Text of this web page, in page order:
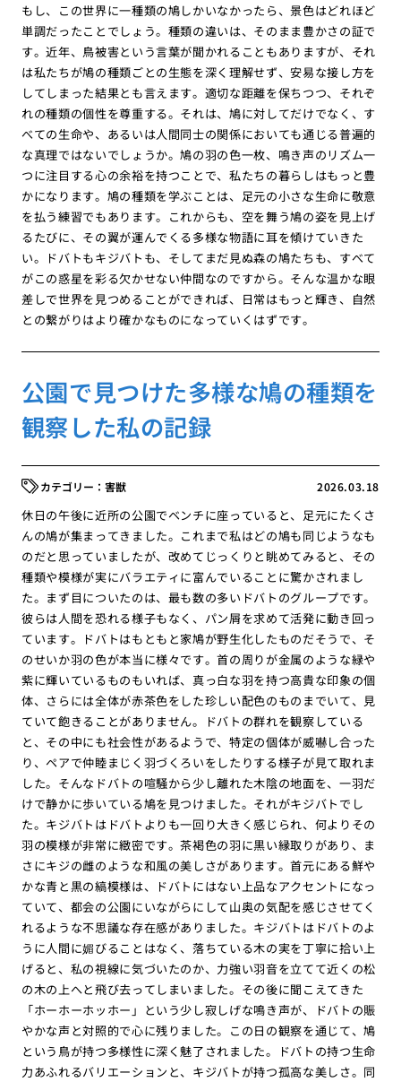
もし、この世界に一種類の鳩しかいなかったら、景色はどれほど
単調だったことでしょう。種類の違いは、そのまま豊かさの証で
す。近年、鳥被害という言葉が聞かれることもありますが、それ
は私たちが鳩の種類ごとの生態を深く理解せず、安易な接し方を
してしまった結果とも言えます。適切な距離を保ちつつ、それぞ
れの種類の個性を尊重する。それは、鳩に対してだけでなく、す
べての生命や、あるいは人間同士の関係においても通じる普遍的
な真理ではないでしょうか。鳩の羽の色一枚、鳴き声のリズム一
つに注目する心の余裕を持つことで、私たちの暮らしはもっと豊
かになります。鳩の種類を学ぶことは、足元の小さな生命に敬意
を払う練習でもあります。これからも、空を舞う鳩の姿を見上げ
るたびに、その翼が運んでくる多様な物語に耳を傾けていきた
い。ドバトもキジバトも、そしてまだ見ぬ森の鳩たちも、すべて
がこの惑星を彩る欠かせない仲間なのですから。そんな温かな眼
差しで世界を見つめることができれば、日常はもっと輝き、自然
との繋がりはより確かなものになっていくはずです。
公園で見つけた多様な鳩の種類を
観察した私の記録
2026.03.18
害獣
休日の午後に近所の公園でベンチに座っていると、足元にたくさ
んの鳩が集まってきました。これまで私はどの鳩も同じようなも
のだと思っていましたが、改めてじっくりと眺めてみると、その
種類や模様が実にバラエティに富んでいることに驚かされまし
た。まず目についたのは、最も数の多いドバトのグループです。
彼らは人間を恐れる様子もなく、パン屑を求めて活発に動き回っ
ています。ドバトはもともと家鳩が野生化したものだそうで、そ
のせいか羽の色が本当に様々です。首の周りが金属のような緑や
紫に輝いているものもいれば、真っ白な羽を持つ高貴な印象の個
体、さらには全体が赤茶色をした珍しい配色のものまでいて、見
ていて飽きることがありません。ドバトの群れを観察している
と、その中にも社会性があるようで、特定の個体が威嚇し合った
り、ペアで仲睦まじく羽づくろいをしたりする様子が見て取れま
した。そんなドバトの喧騒から少し離れた木陰の地面を、一羽だ
けで静かに歩いている鳩を見つけました。それがキジバトでし
た。キジバトはドバトよりも一回り大きく感じられ、何よりその
羽の模様が非常に緻密です。茶褐色の羽に黒い縁取りがあり、ま
さにキジの雌のような和風の美しさがあります。首元にある鮮や
かな青と黒の縞模様は、ドバトにはない上品なアクセントになっ
ていて、都会の公園にいながらにして山奥の気配を感じさせてく
れるような不思議な存在感がありました。キジバトはドバトのよ
うに人間に媚びることはなく、落ちている木の実を丁寧に拾い上
げると、私の視線に気づいたのか、力強い羽音を立てて近くの松
の木の上へと飛び去ってしまいました。その後に聞こえてきた
「ホーホーホッホー」という少し寂しげな鳴き声が、ドバトの賑
やかな声と対照的で心に残りました。この日の観察を通じて、鳩
という鳥が持つ多様性に深く魅了されました。ドバトの持つ生命
力あふれるバリエーションと、キジバトが持つ孤高な美しさ。同